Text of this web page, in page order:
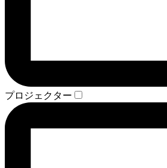
プロジェクター